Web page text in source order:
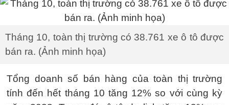
Tháng 10, toàn thị trường có 38.761 xe ô tô được
bán ra. (Ảnh minh họa)
Tổng doanh số bán hàng của toàn thị trường
tính đến hết tháng 10 tăng 12% so với cùng kỳ